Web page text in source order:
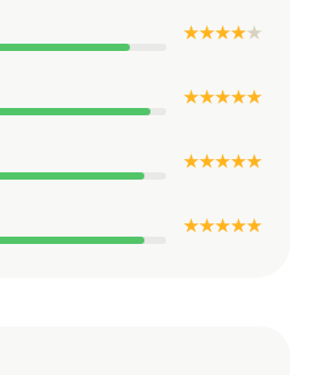
★ ★ ★ ★★
★ ★ ★ ★ ★
★ ★ ★ ★ ★
★ ★ ★ ★ ★